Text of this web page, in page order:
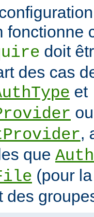
fonctionne
doit
des cas
et
ou
,
que
(pour
des